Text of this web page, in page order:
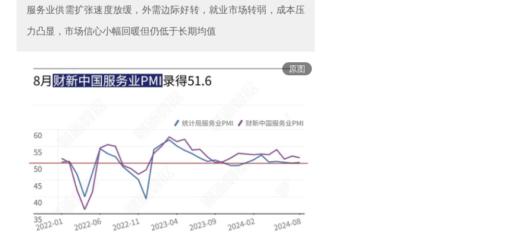
服务业供需扩张速度放缓，外需边际好转，就业市场转弱，成本压
力凸显，市场信心小幅回暖但仍低于长期均值
原图